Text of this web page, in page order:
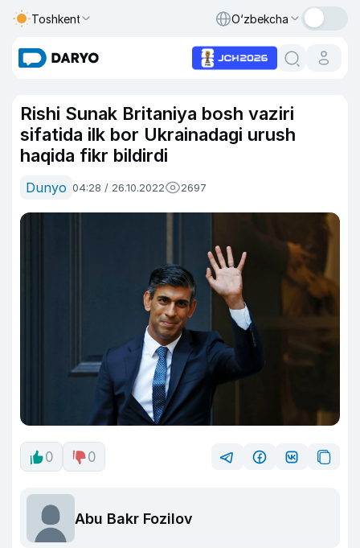
Toshkent O‘zbekcha
Rishi Sunak Britaniya bosh vaziri
sifatida ilk bor Ukrainadagi urush
haqida fikr bildirdi
Dunyo 04:28 / 26.10.2022 2697
0 0
Abu Bakr Fozilov